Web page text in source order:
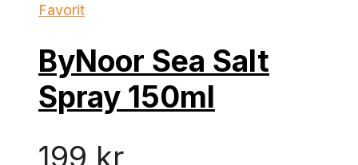
Favorit
ByNoor Sea Salt
Spray 150ml
199 kr